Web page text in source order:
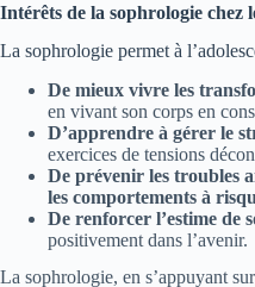
Intérêts de la sophrologie chez
La sophrologie permet à
De mieux vivre les
en vivant son corps en
D’apprendre à gérer le
exercices de tensions
De prévenir les troubles
les comportements à
De renforcer l’estime de
positivement dans l’avenir.
La sophrologie, en s’appuyant